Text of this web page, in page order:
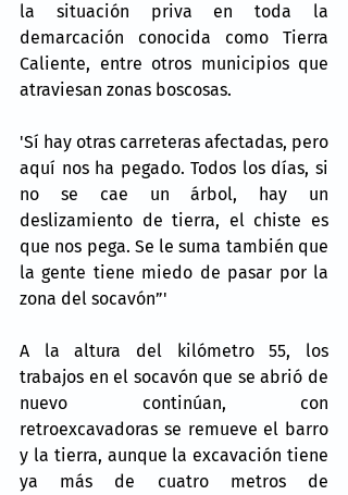
la situación priva en toda la
demarcación conocida como Tierra
Caliente, entre otros municipios que
atraviesan zonas boscosas.
'Sí hay otras carreteras afectadas, pero
aquí nos ha pegado. Todos los días, si
no se cae un árbol, hay un
deslizamiento de tierra, el chiste es
que nos pega. Se le suma también que
la gente tiene miedo de pasar por la
zona del socavón”'
A la altura del kilómetro 55, los
trabajos en el socavón que se abrió de
nuevo continúan, con
retroexcavadoras se remueve el barro
y la tierra, aunque la excavación tiene
ya más de cuatro metros de